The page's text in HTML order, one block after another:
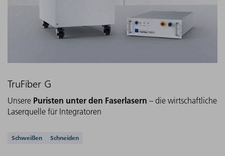
TruFiber G
Unsere Puristen unter den Faserlasern – die wirtschaftliche
Laserquelle für Integratoren
Unterstützte Anwendungen
Schweißen Schneiden